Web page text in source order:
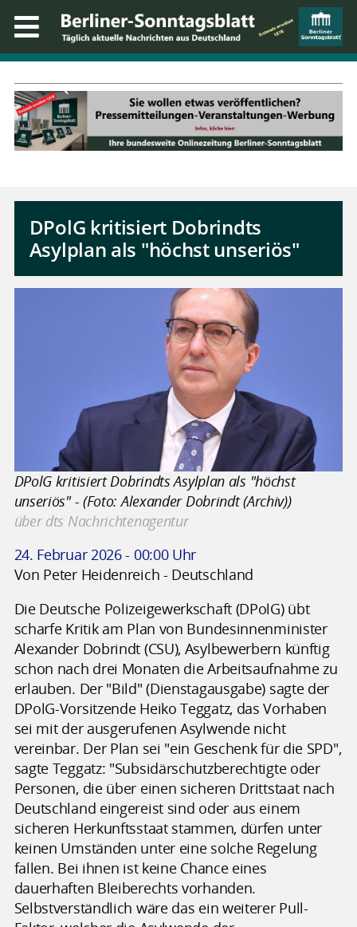
DPolG kritisiert Dobrindts
Asylplan als "höchst unseriös"
DPolG kritisiert Dobrindts Asylplan als "höchst
unseriös" - (Foto: Alexander Dobrindt (Archiv))
über dts Nachrichtenagentur
24. Februar 2026 - 00:00 Uhr
Von Peter Heidenreich - Deutschland
Die Deutsche Polizeigewerkschaft (DPolG) übt
scharfe Kritik am Plan von Bundesinnenminister
Alexander Dobrindt (CSU), Asylbewerbern künftig
schon nach drei Monaten die Arbeitsaufnahme zu
erlauben. Der "Bild" (Dienstagausgabe) sagte der
DPolG-Vorsitzende Heiko Teggatz, das Vorhaben
sei mit der ausgerufenen Asylwende nicht
vereinbar. Der Plan sei "ein Geschenk für die SPD",
sagte Teggatz: "Subsidärschutzberechtigte oder
Personen, die über einen sicheren Drittstaat nach
Deutschland eingereist sind oder aus einem
sicheren Herkunftsstaat stammen, dürfen unter
keinen Umständen unter eine solche Regelung
fallen. Bei ihnen ist keine Chance eines
dauerhaften Bleiberechts vorhanden.
Selbstverständlich wäre das ein weiterer Pull-